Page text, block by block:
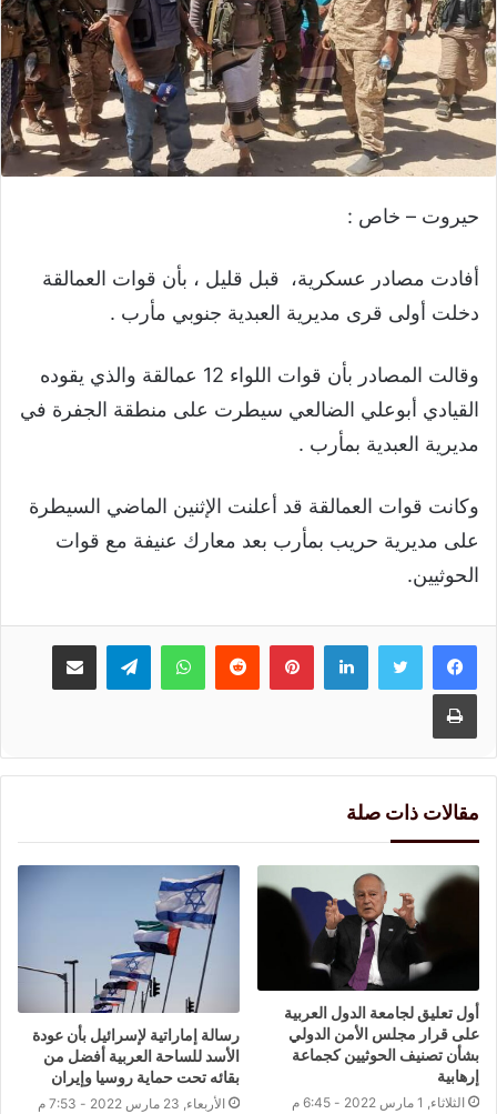
حيروت – خاص :
أفادت مصادر عسكرية، قبل قليل ، بأن قوات العمالقة
دخلت أولى قرى مديرية العبدية جنوبي مأرب .
وقالت المصادر بأن قوات اللواء 12 عمالقة والذي يقوده
القيادي أبوعلي الضالعي سيطرت على منطقة الجفرة في
مديرية العبدية بمأرب .
وكانت قوات العمالقة قد أعلنت الإثنين الماضي السيطرة
على مديرية حريب بمأرب بعد معارك عنيفة مع قوات
الحوثيين.
لينكدإنبينتيريست واتسابتيلقرام مشاركة عبر البريد
طباعة
مقالات ذات صلة
أول تعليق لجامعة الدول العربية
على قرار مجلس الأمن الدولي
بشأن تصنيف الحوثيين كجماعة
إرهابية
الثلاثاء, 1 مارس 2022 - 6:45 م
رسالة إماراتية لإسرائيل بأن عودة
الأسد للساحة العربية أفضل من
بقائه تحت حماية روسيا وإيران
الأربعاء, 23 مارس 2022 - 7:53 م